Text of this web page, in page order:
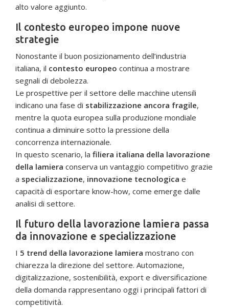
alto valore aggiunto.
Il contesto europeo impone nuove
strategie
Nonostante il buon posizionamento dell’industria
italiana, il contesto europeo continua a mostrare
segnali di debolezza.
Le prospettive per il settore delle macchine utensili
indicano una fase di stabilizzazione ancora fragile,
mentre la quota europea sulla produzione mondiale
continua a diminuire sotto la pressione della
concorrenza internazionale.
In questo scenario, la filiera italiana della lavorazione
della lamiera conserva un vantaggio competitivo grazie
a specializzazione, innovazione tecnologica e
capacità di esportare know-how, come emerge dalle
analisi di settore.
Il futuro della lavorazione lamiera passa
da innovazione e specializzazione
I 5 trend della lavorazione lamiera mostrano con
chiarezza la direzione del settore. Automazione,
digitalizzazione, sostenibilità, export e diversificazione
della domanda rappresentano oggi i principali fattori di
competitività.